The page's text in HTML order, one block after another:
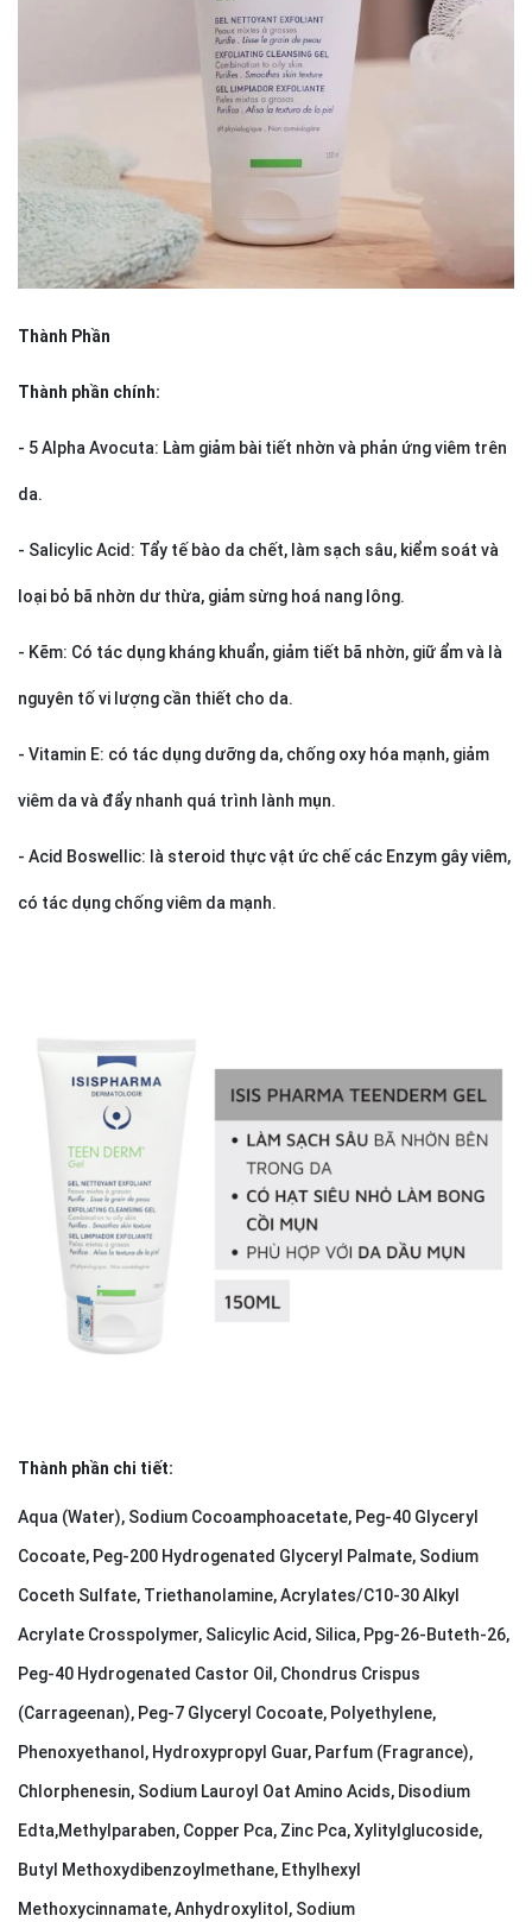
Thành Phần
Thành phần chính:
- 5 Alpha Avocuta: Làm giảm bài tiết nhờn và phản ứng viêm trên
da.
- Salicylic Acid: Tẩy tế bào da chết, làm sạch sâu, kiểm soát và
loại bỏ bã nhờn dư thừa, giảm sừng hoá nang lông.
- Kẽm: Có tác dụng kháng khuẩn, giảm tiết bã nhờn, giữ ẩm và là
nguyên tố vi lượng cần thiết cho da.
- Vitamin E: có tác dụng dưỡng da, chống oxy hóa mạnh, giảm
viêm da và đẩy nhanh quá trình lành mụn.
- Acid Boswellic: là steroid thực vật ức chế các Enzym gây viêm,
có tác dụng chống viêm da mạnh.
Thành phần chi tiết:
Aqua (Water), Sodium Cocoamphoacetate, Peg-40 Glyceryl
Cocoate, Peg-200 Hydrogenated Glyceryl Palmate, Sodium
Coceth Sulfate, Triethanolamine, Acrylates/C10-30 Alkyl
Acrylate Crosspolymer, Salicylic Acid, Silica, Ppg-26-Buteth-26,
Peg-40 Hydrogenated Castor Oil, Chondrus Crispus
(Carrageenan), Peg-7 Glyceryl Cocoate, Polyethylene,
Phenoxyethanol, Hydroxypropyl Guar, Parfum (Fragrance),
Chlorphenesin, Sodium Lauroyl Oat Amino Acids, Disodium
Edta,Methylparaben, Copper Pca, Zinc Pca, Xylitylglucoside,
Butyl Methoxydibenzoylmethane, Ethylhexyl
Methoxycinnamate, Anhydroxylitol, Sodium